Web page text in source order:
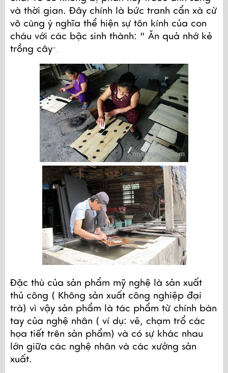
và thời gian. Đây chính là bức tranh cẩn xà cừ
vô cùng ý nghĩa thể hiện sự tôn kính của con
cháu với các bậc sinh thành: " Ăn quả nhớ kẻ
trồng cây".
Đặc thù của sản phẩm mỹ nghệ là sản xuất
thủ công ( Không sản xuất công nghiệp đại
trà) vì vậy sản phẩm là tác phẩm từ chính bàn
tay của nghệ nhân ( ví dụ: vẽ, chạm trổ các
họa tiết trên sản phẩm) và có sự khác nhau
lớn giữa các nghệ nhân và các xưởng sản
xuất.